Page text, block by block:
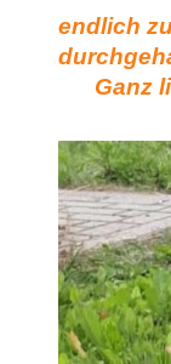
endlich
Ganz